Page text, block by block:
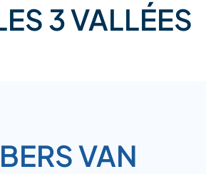
3 VALLÉES
VAN